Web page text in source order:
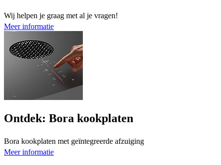
Wij helpen je graag met al je vragen!
Meer informatie
Ontdek: Bora kookplaten
Bora kookplaten met geïntegreerde afzuiging
Meer informatie